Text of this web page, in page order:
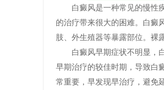
白癜风是一种常见的慢性疾
的治疗带来很大的困难。白癜
肢、外生殖器等暴露部位。裸
白癜风早期症状不明显，白
早期治疗的较佳时期，导致白
常重要，早发现早治疗，避免